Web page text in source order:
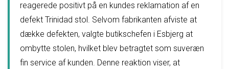
reagerede positivt på en kundes reklamation af en
defekt Trinidad stol. Selvom fabrikanten afviste at
dække defekten, valgte butikschefen i Esbjerg at
ombytte stolen, hvilket blev betragtet som suveræn
fin service af kunden. Denne reaktion viser, at